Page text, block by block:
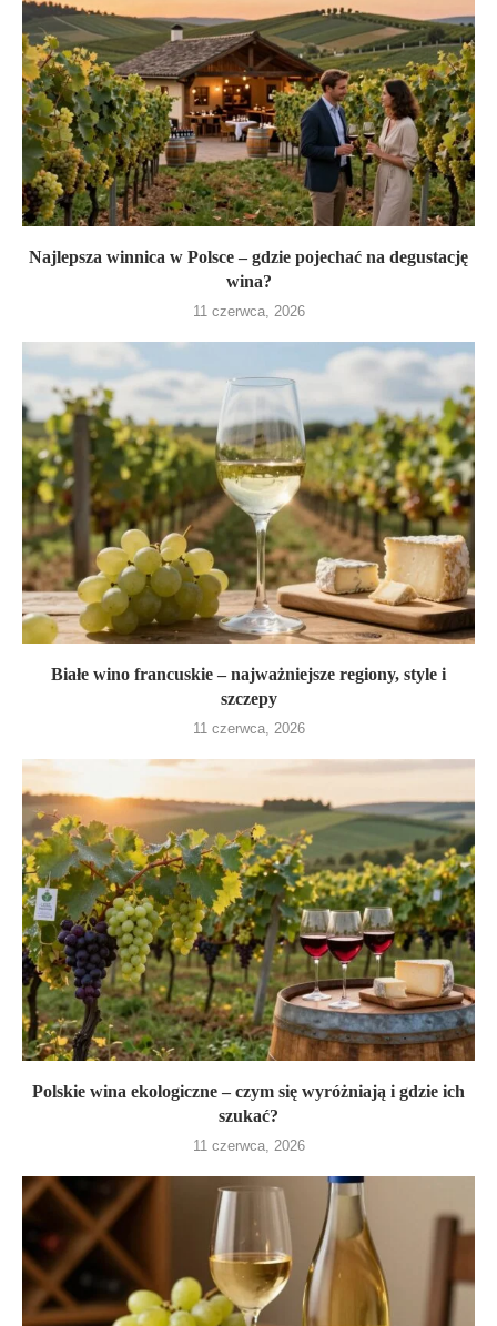
Najlepsza winnica w Polsce – gdzie pojechać na degustację
wina?
11 czerwca, 2026
Białe wino francuskie – najważniejsze regiony, style i
szczepy
11 czerwca, 2026
Polskie wina ekologiczne – czym się wyróżniają i gdzie ich
szukać?
11 czerwca, 2026